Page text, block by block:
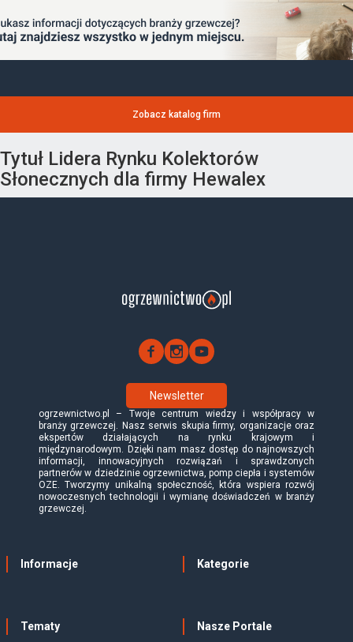
Zobacz katalog firm
Tytuł Lidera Rynku Kolektorów
Słonecznych dla firmy Hewalex
Newsletter
ogrzewnictwo.pl – Twoje centrum wiedzy i współpracy w
branży grzewczej. Nasz serwis skupia firmy, organizacje oraz
ekspertów działających na rynku krajowym i
międzynarodowym. Dzięki nam masz dostęp do najnowszych
informacji, innowacyjnych rozwiązań i sprawdzonych
partnerów w dziedzinie ogrzewnictwa, pomp ciepła i systemów
OZE. Tworzymy unikalną społeczność, która wspiera rozwój
nowoczesnych technologii i wymianę doświadczeń w branży
grzewczej.
Informacje Kategorie
Tematy Nasze Portale